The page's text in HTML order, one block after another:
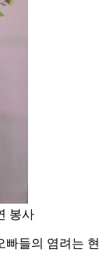
봉사
빠들의 염려는 현